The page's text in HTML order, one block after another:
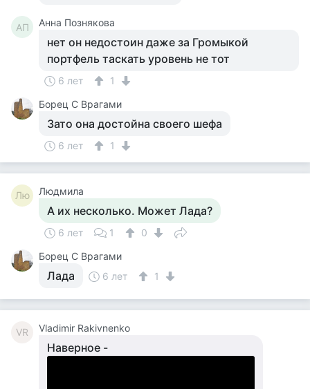
АП Анна Познякова
нет он недостоин даже за Громыкой
портфель таскать уровень не тот
6 лет
1
Борец С Врагами
Зато она достойна своего шефа
6 лет 1
Лю Людмила
А их несколько. Может Лада?
6 лет 1
0
Борец С Врагами
Лада 6 лет 1
VR Vladimir Rakivnenko
Наверное -